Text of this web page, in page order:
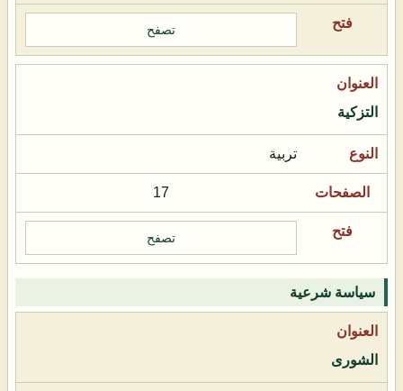
تصفح
التزكية
تربية
17
تصفح
سياسة شرعية
الشورى